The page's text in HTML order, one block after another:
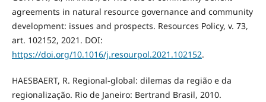
agreements in natural resource governance and community
development: issues and prospects. Resources Policy, v. 73,
art. 102152, 2021. DOI:
https://doi.org/10.1016/j.resourpol.2021.102152.
HAESBAERT, R. Regional-global: dilemas da região e da
regionalização. Rio de Janeiro: Bertrand Brasil, 2010.